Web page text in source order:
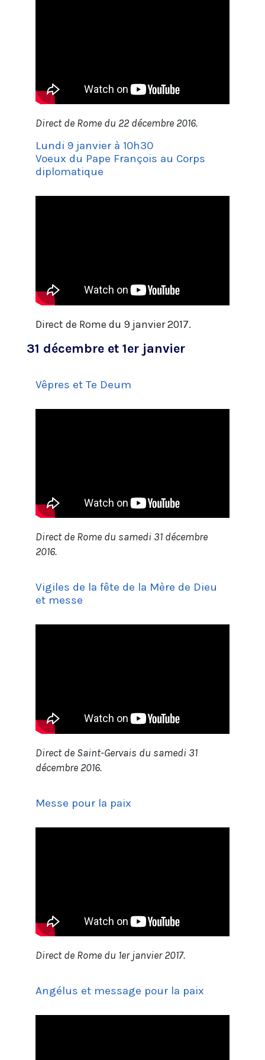
Direct de Rome du 22 décembre 2016.
Lundi 9 janvier à 10h30
Voeux du Pape François au Corps
diplomatique
Direct de Rome du 9 janvier 2017.
31 décembre et 1er janvier
Vêpres et Te Deum
Direct de Rome du samedi 31 décembre
2016.
Vigiles de la fête de la Mère de Dieu
et messe
Direct de Saint-Gervais du samedi 31
décembre 2016.
Messe pour la paix
Direct de Rome du 1er janvier 2017.
Angélus et message pour la paix